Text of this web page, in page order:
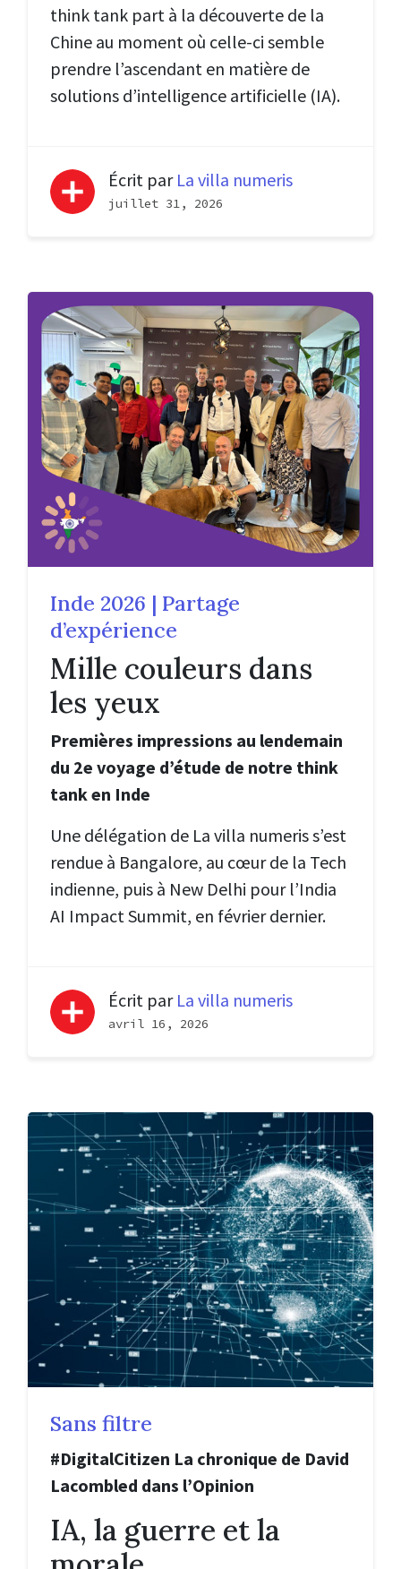
think tank part à la découverte de la
Chine au moment où celle-ci semble
prendre l’ascendant en matière de
solutions d’intelligence artificielle (IA).
Écrit par La villa numeris
juillet 31, 2026
Inde 2026 | Partage
d’expérience
Mille couleurs dans
les yeux
Premières impressions au lendemain
du 2e voyage d’étude de notre think
tank en Inde
Une délégation de La villa numeris s’est
rendue à Bangalore, au cœur de la Tech
indienne, puis à New Delhi pour l’India
AI Impact Summit, en février dernier.
Écrit par La villa numeris
avril 16, 2026
Sans filtre
#DigitalCitizen La chronique de David
Lacombled dans l’Opinion
IA, la guerre et la